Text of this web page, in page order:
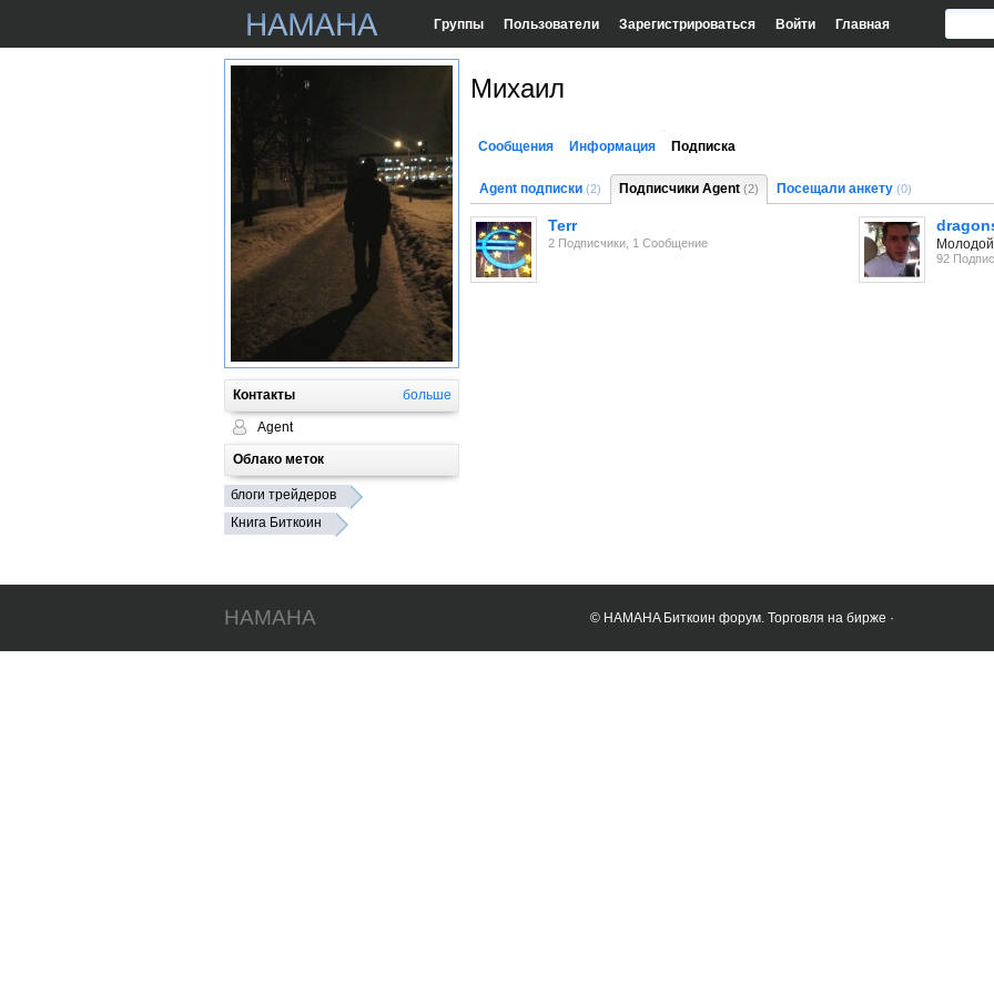
Группы Пользователи Зарегистрироваться Войти Главная
Контакты больше
Agent
Облако меток
блоги трейдеров
Книга Биткоин
Михаил
Сообщения Информация Подписка
Agent подписки (2) Подписчики Agent (2) Посещали анкету (0)
Terr
2 Подписчики, 1 Сообщение
92
HAMAHA © HAMAHA Биткоин форум. Торговля на бирже ·